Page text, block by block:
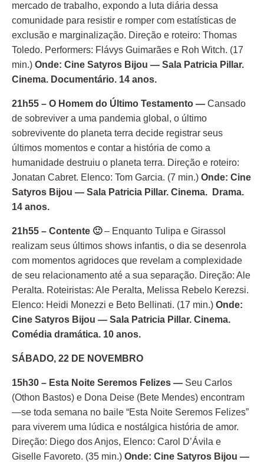
mercado de trabalho, expondo a luta diária dessa
comunidade para resistir e romper com estatísticas de
exclusão e marginalização. Direção e roteiro: Thomas
Toledo. Performers: Flávys Guimarães e Roh Witch. (17
min.) Onde: Cine Satyros Bijou — Sala Patricia Pillar.
Cinema. Documentário. 14 anos.
21h55 – O Homem do Último Testamento — Cansado
de sobreviver a uma pandemia global, o último
sobrevivente do planeta terra decide registrar seus
últimos momentos e contar a história de como a
humanidade destruiu o planeta terra. Direção e roteiro:
Jonatan Cabret. Elenco: Tom Garcia. (7 min.) Onde: Cine
Satyros Bijou — Sala Patricia Pillar. Cinema. Drama.
14 anos.
21h55 – Contente 🙂– Enquanto Tulipa e Girassol
realizam seus últimos shows infantis, o dia se desenrola
com momentos agridoces que revelam a complexidade
de seu relacionamento até a sua separação. Direção: Ale
Peralta. Roteiristas: Ale Peralta, Melissa Rebelo Kerezsi.
Elenco: Heidi Monezzi e Beto Bellinati. (17 min.) Onde:
Cine Satyros Bijou — Sala Patricia Pillar. Cinema.
Comédia dramática. 10 anos.
SÁBADO, 22 DE NOVEMBRO
15h30 – Esta Noite Seremos Felizes — Seu Carlos
(Othon Bastos) e Dona Deise (Bete Mendes) encontram
—se toda semana no baile “Esta Noite Seremos Felizes”
para viverem uma lúdica e nostálgica história de amor.
Direção: Diego dos Anjos, Elenco: Carol D’Ávila e
Giselle Favoreto. (35 min.) Onde: Cine Satyros Bijou —